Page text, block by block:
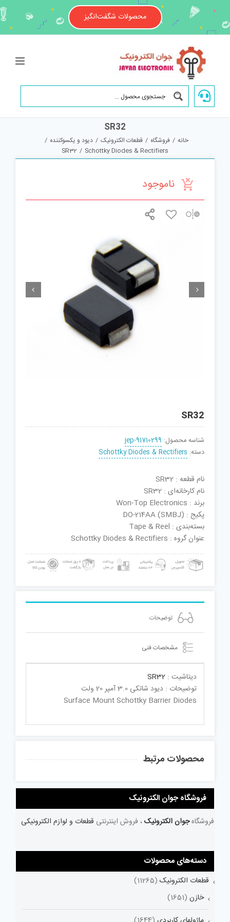
content
محصولات شگفت‌انگیز
SR32
خانه / فروشگاه / قطعات الکترونیک / دیود و یکسوکننده /
Schottky Diodes & Rectifiers
/
SR32
ناموجود
 
SR32
شناسه محصول: jep-91710299
دسته: Schottky Diodes & Rectifiers
نام قطعه : SR32
نام کارخانه‌ای : SR32
برند : Won-Top Electronics
پکیج : DO-214AA (SMBJ)
بسته‌بندی : Tape & Reel
عنوان گروه : Schottky Diodes & Rectifiers
توضیحات
مشخصات فنی
دیتاشیت : SR32
توضیحات : دیود شاتکی 3.0 آمپر 20 ولت
Surface Mount Schottky Barrier Diodes
محصولات مرتبط
فروشگاه جوان الکترونیک
فروشگاهجوان الکترونیک ، فروش اینترنتی قطعات و لوازم الکترونیکی
دسته‌های محصولات
قطعات الکترونیک (11265)
خازن (1651)